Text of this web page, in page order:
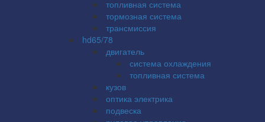
топливная система
тормозная система
трансмиссия
hd65/78
двигатель
система охлаждения
топливная система
кузов
оптика электрика
подвеска